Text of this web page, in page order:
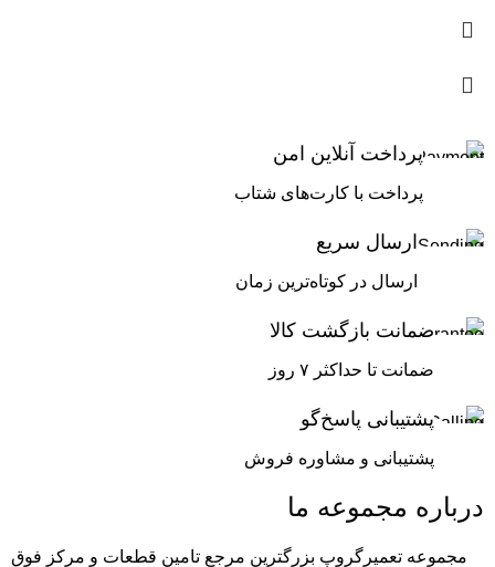
پرداخت آنلاین امن
پرداخت با کارت‌های شتاب
ارسال سریع
ارسال در کوتاه‌ترین زمان
ضمانت بازگشت کالا
ضمانت تا حداکثر ۷ روز
پشتیبانی پاسخ‌گو
پشتیبانی و مشاوره فروش
درباره مجموعه ما
مجموعه تعمیرگروپ بزرگترین مرجع تامین قطعات و مرکز فوق